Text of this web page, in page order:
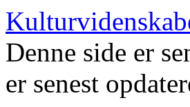
Denne side er
er senest